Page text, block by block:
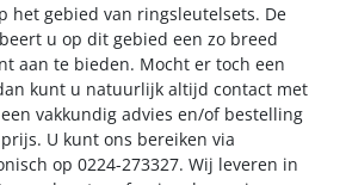
het gebied van ringsleutelsets. De
u op dit gebied een zo breed
aan te bieden. Mocht er toch een
kunt u natuurlijk altijd contact met
vakkundig advies en/of bestelling
U kunt ons bereiken via
op 0224-273327. Wij leveren in